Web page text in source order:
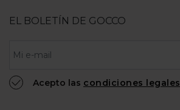
EL BOLETÍN DE GOCCO
Acepto las condiciones legales